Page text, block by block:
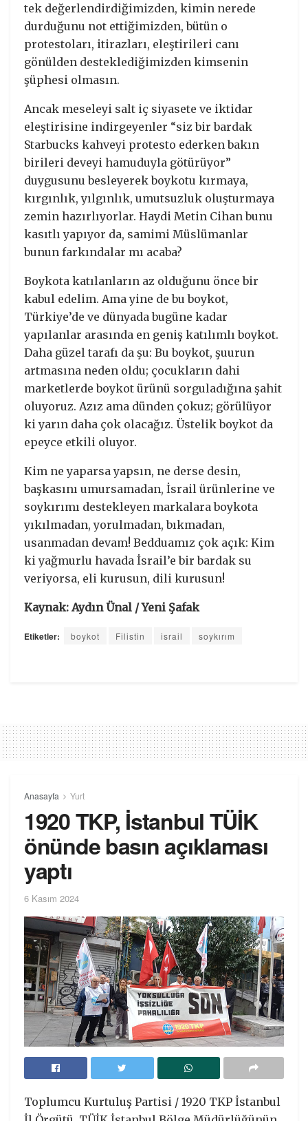
tek değerlendirdiğimizden, kimin nerede
durduğunu not ettiğimizden, bütün o
protestoları, itirazları, eleştirileri canı
gönülden desteklediğimizden kimsenin
şüphesi olmasın.
Ancak meseleyi salt iç siyasete ve iktidar
eleştirisine indirgeyenler “siz bir bardak
Starbucks kahveyi protesto ederken bakın
birileri deveyi hamuduyla götürüyor”
duygusunu besleyerek boykotu kırmaya,
kırgınlık, yılgınlık, umutsuzluk oluşturmaya
zemin hazırlıyorlar. Haydi Metin Cihan bunu
kasıtlı yapıyor da, samimi Müslümanlar
bunun farkındalar mı acaba?
Boykota katılanların az olduğunu önce bir
kabul edelim. Ama yine de bu boykot,
Türkiye’de ve dünyada bugüne kadar
yapılanlar arasında en geniş katılımlı boykot.
Daha güzel tarafı da şu: Bu boykot, şuurun
artmasına neden oldu; çocukların dahi
marketlerde boykot ürünü sorguladığına şahit
oluyoruz. Azız ama dünden çokuz; görülüyor
ki yarın daha çok olacağız. Üstelik boykot da
epeyce etkili oluyor.
Kim ne yaparsa yapsın, ne derse desin,
başkasını umursamadan, İsrail ürünlerine ve
soykırımı destekleyen markalara boykota
yıkılmadan, yorulmadan, bıkmadan,
usanmadan devam! Bedduamız çok açık: Kim
ki yağmurlu havada İsrail’e bir bardak su
veriyorsa, eli kurusun, dili kurusun!
Kaynak: Aydın Ünal / Yeni Şafak
Etiketler: boykot Filistin israil soykırım
Anasayfa Yurt
1920 TKP, İstanbul TÜİK
önünde basın açıklaması
yaptı
6 Kasım 2024
Toplumcu Kurtuluş Partisi / 1920 TKP İstanbul